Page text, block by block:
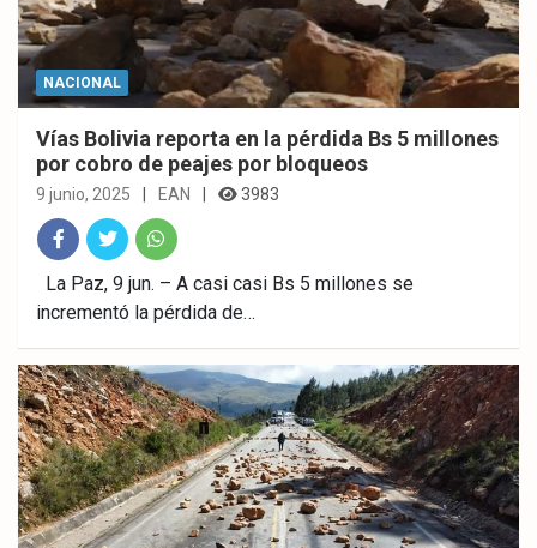
NACIONAL
Vías Bolivia reporta en la pérdida Bs 5 millones
por cobro de peajes por bloqueos
9 junio, 2025 EAN 3983
Fac
ebo
ok
Twitt
er
What
sAp
p
La Paz, 9 jun. – A casi casi Bs 5 millones se
incrementó la pérdida de…